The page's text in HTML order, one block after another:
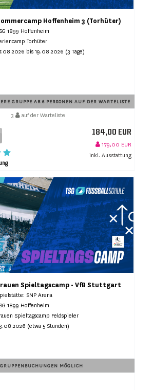
Hoffenheim 3 (Torhüter)
1899 Hoffenheim
Torhüter
bis 19.08.2026 (3 Tage)
GRUPPE AB 6 PERSONEN AUF DER WARTELISTE
3 auf der Warteliste
184,00 EUR
179,00 EUR
inkl. Ausstattung
Spieltagscamp - VfB Stuttgart
SNP Arena
1899 Hoffenheim
Spieltagscamp Feldspieler
(etwa 5 Stunden)
GRUPPENBUCHUNGEN MÖGLICH